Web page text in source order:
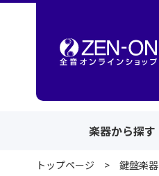
楽器から探す
トップページ 鍵盤楽器